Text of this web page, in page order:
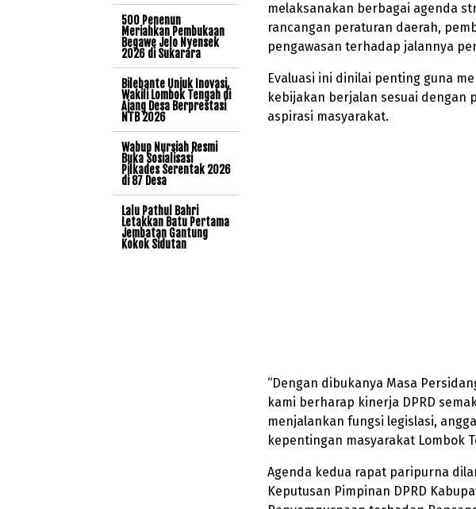
melaksanakan berbagai agenda
rancangan peraturan daerah,
pengawasan terhadap jalannya
Evaluasi ini dinilai penting guna
kebijakan berjalan sesuai
aspirasi masyarakat.
“Dengan dibukanya Masa
kami berharap kinerja DPRD
menjalankan fungsi legislasi,
kepentingan masyarakat Lombok
Agenda kedua rapat paripurna
Keputusan Pimpinan DPRD
500 Penenun
Meriahkan Pembukaan
Begawe Jelo Nyensek
2026 di Sukarara
Bilebante Unjuk Inovasi,
Wakili Lombok Tengah di
Ajang Desa Berprestasi
NTB 2026
Wabup Nursiah Resmi
Buka Sosialisasi
Pilkades Serentak 2026
di 87 Desa
Lalu Pathul Bahri
Letakkan Batu Pertama
Jembatan Gantung
Kokok Sidutan